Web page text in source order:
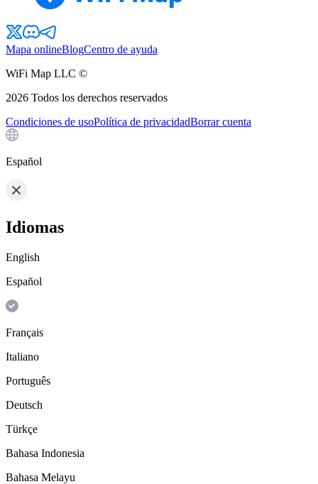
Mapa onlineBlogCentro de ayuda
WiFi Map LLC ©
2026 Todos los derechos reservados
Condiciones de usoPolítica de privacidadBorrar cuenta
Español
Idiomas
English
Español
Français
Italiano
Português
Deutsch
Türkçe
Bahasa Indonesia
Bahasa Melayu